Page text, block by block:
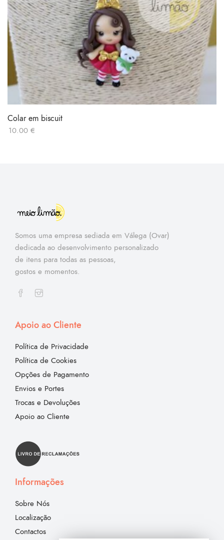
Colar em biscuit
10.00 €
Somos uma empresa sediada em Válega (Ovar)
dedicada ao desenvolvimento personalizado
de itens para todas as pessoas,
gostos e momentos.
Apoio ao Cliente
Política de Privacidade
Política de Cookies
Opções de Pagamento
Envios e Portes
Trocas e Devoluções
Apoio ao Cliente
Informações
Sobre Nós
Localização
Contactos